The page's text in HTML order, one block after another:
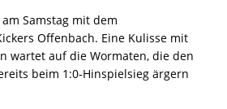
Samstag mit dem
Offenbach. Eine Kulisse mit
wartet auf die Wormaten, die den
beim 1:0-Hinspielsieg ärgern